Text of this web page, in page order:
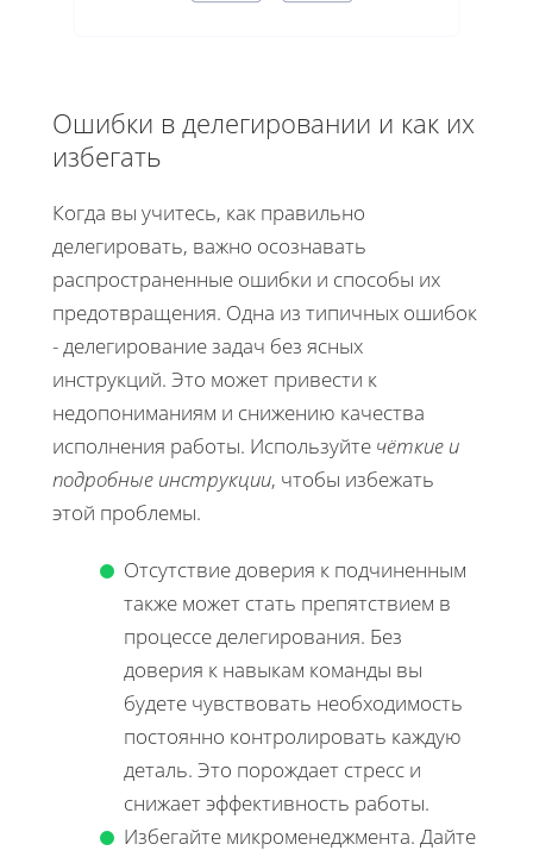
Ошибки в делегировании и как их
избегать
Когда вы учитесь, как правильно
делегировать, важно осознавать
распространенные ошибки и способы их
предотвращения. Одна из типичных ошибок
- делегирование задач без ясных
инструкций. Это может привести к
недопониманиям и снижению качества
исполнения работы. Используйте чёткие и
подробные инструкции, чтобы избежать
этой проблемы.
Отсутствие доверия к подчиненным
также может стать препятствием в
процессе делегирования. Без
доверия к навыкам команды вы
будете чувствовать необходимость
постоянно контролировать каждую
деталь. Это порождает стресс и
снижает эффективность работы.
Избегайте микроменеджмента. Дайте